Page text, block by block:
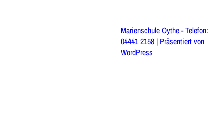
Marienschule Oythe - Telefon:
04441 2158 | Präsentiert von
WordPress